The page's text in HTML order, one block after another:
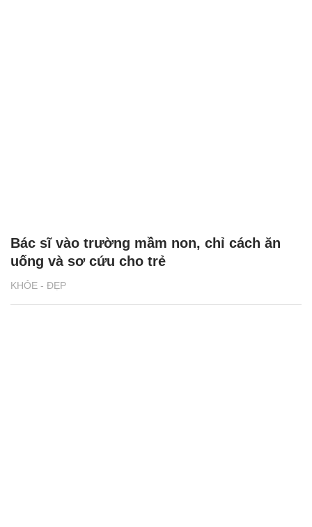
KHỎE - ĐẸP
Bác sĩ vào trường mầm non, chỉ cách ăn
uống và sơ cứu cho trẻ